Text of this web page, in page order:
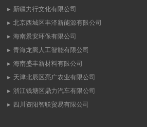
新疆力行文化有限公司
北京西城区丰泽新能源有限公司
海南景安环保有限公司
青海龙腾人工智能有限公司
海南盛丰新材料有限公司
天津北辰区亮广农业有限公司
浙江钱塘区鼎力汽车有限公司
四川资阳智联贸易有限公司